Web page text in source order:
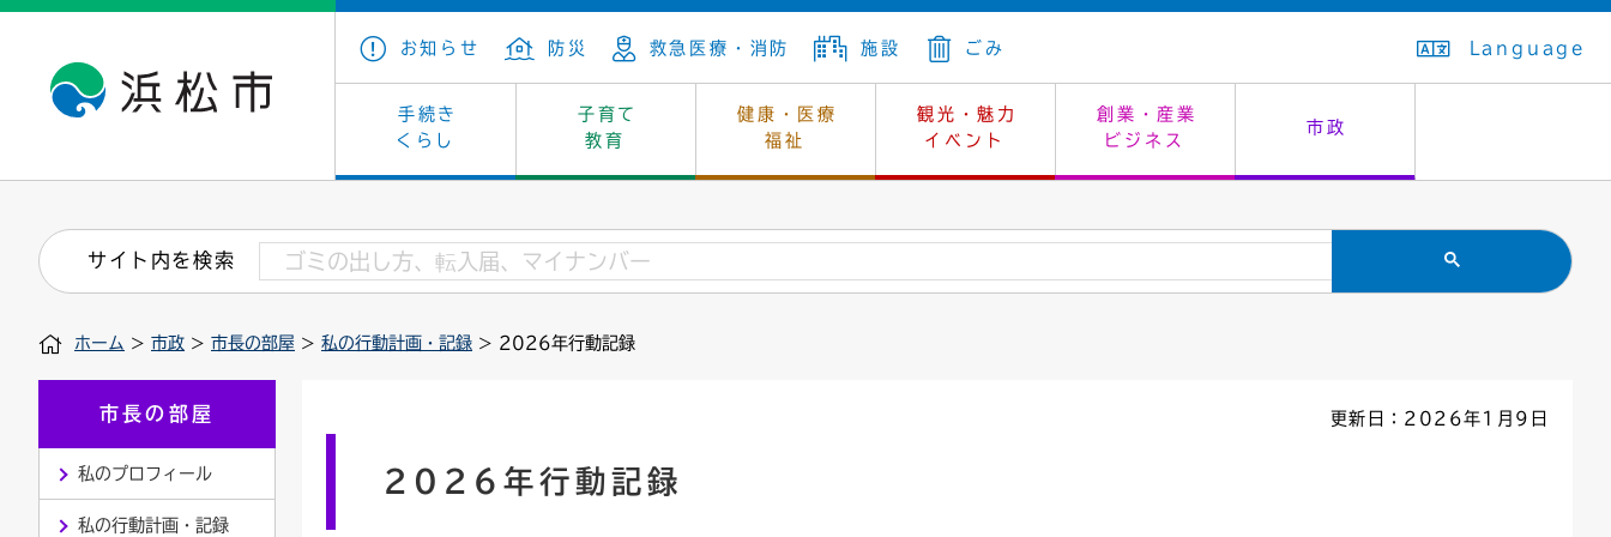
お知らせ 防災 救急医療・消防 施設 ごみ Language
手続き
くらし
子育て
教育
健康・医療
福祉
観光・魅力
イベント
創業・産業
ビジネス
市政
戸籍・住民の手続き 保険・年金 上下水道 生活排水
住まい・建築 墓地・斎場 消費生活 市民安全
税金 法人税
道路・交通・河川
印鑑登録証明書
道路台帳
子育て・青少年・若者 教育 生涯学習 教育委員会
看護専門学校 学級閉鎖 幼稚園一覧 入学式・卒業式
小学校一覧
健康・医療 福祉 休日当番医 救急・夜間診療
介護保険 保健所 感染症
文化・芸術 文化財 レジャー・スポーツ 施設予約（まつぼっくり）
浜松・浜名湖だいすきネット はじめよう、ハマライフ はたちの集い
産業振興 カーボンニュートラル 土地 指定管理者制度
発注情報(入札・契約) 福祉・介護 環境対策 公共事業の技術監理
募集 雇用・就労
市の概要 庁舎案内 市長の部屋 議会
外郭団体 統計 選挙 オープンデータ
職員採用 市有財産
行政区
会議
附属機関
サイト内を検索
ホーム > 市政 > 市長の部屋 > 私の行動計画・記録 > 2026年行動記録
市長の部屋
私のプロフィール
私の行動計画・記録
更新日：2026年1月9日
2026年行動記録